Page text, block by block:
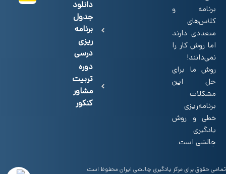
برنامه و
کلاس‌های
متعددی دارند
اما روش کار را
نمی‌دانند!
روش‌ ما برای
حل این
مشکلات
برنامه‌ریزی
خطی و روش
یادگیری
چالشی است.
دانلود
جدول
برنامه
ریزی
درسی
دوره
تربیت
مشاور
کنکور
تمامی حقوق برای مرکز یادگیری چالشی ایران محفوظ است